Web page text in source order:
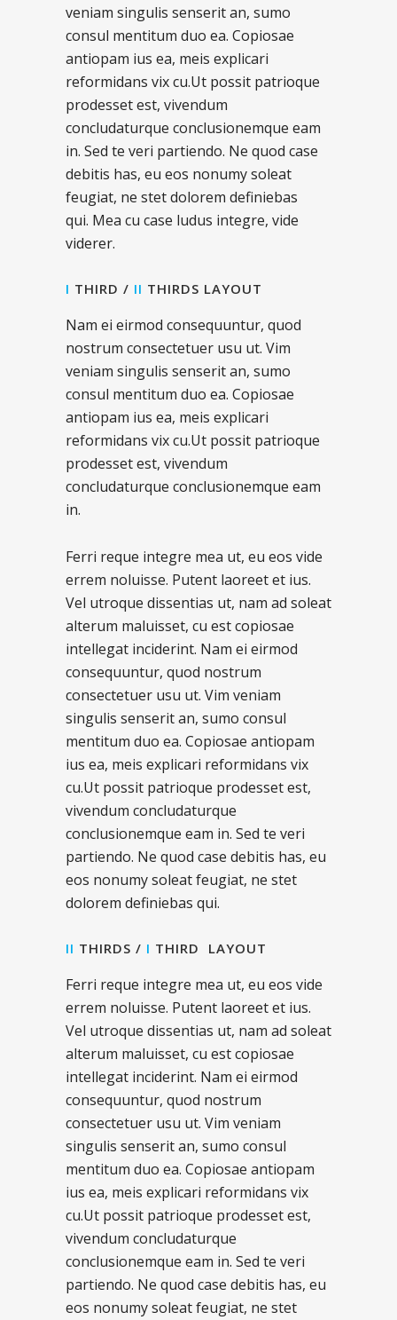
veniam singulis senserit an, sumo
consul mentitum duo ea. Copiosae
antiopam ius ea, meis explicari
reformidans vix cu.Ut possit patrioque
prodesset est, vivendum
concludaturque conclusionemque eam
in. Sed te veri partiendo. Ne quod case
debitis has, eu eos nonumy soleat
feugiat, ne stet dolorem definiebas
qui. Mea cu case ludus integre, vide
viderer.
I THIRD / II THIRDS LAYOUT
Nam ei eirmod consequuntur, quod
nostrum consectetuer usu ut. Vim
veniam singulis senserit an, sumo
consul mentitum duo ea. Copiosae
antiopam ius ea, meis explicari
reformidans vix cu.Ut possit patrioque
prodesset est, vivendum
concludaturque conclusionemque eam
in.
Ferri reque integre mea ut, eu eos vide
errem noluisse. Putent laoreet et ius.
Vel utroque dissentias ut, nam ad soleat
alterum maluisset, cu est copiosae
intellegat inciderint. Nam ei eirmod
consequuntur, quod nostrum
consectetuer usu ut. Vim veniam
singulis senserit an, sumo consul
mentitum duo ea. Copiosae antiopam
ius ea, meis explicari reformidans vix
cu.Ut possit patrioque prodesset est,
vivendum concludaturque
conclusionemque eam in. Sed te veri
partiendo. Ne quod case debitis has, eu
eos nonumy soleat feugiat, ne stet
dolorem definiebas qui.
II THIRDS / I THIRD LAYOUT
Ferri reque integre mea ut, eu eos vide
errem noluisse. Putent laoreet et ius.
Vel utroque dissentias ut, nam ad soleat
alterum maluisset, cu est copiosae
intellegat inciderint. Nam ei eirmod
consequuntur, quod nostrum
consectetuer usu ut. Vim veniam
singulis senserit an, sumo consul
mentitum duo ea. Copiosae antiopam
ius ea, meis explicari reformidans vix
cu.Ut possit patrioque prodesset est,
vivendum concludaturque
conclusionemque eam in. Sed te veri
partiendo. Ne quod case debitis has, eu
eos nonumy soleat feugiat, ne stet